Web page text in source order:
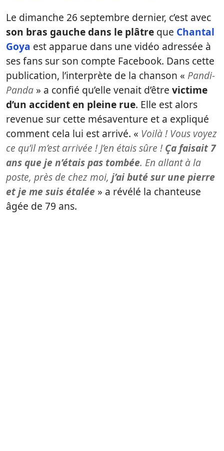
Le dimanche 26 septembre dernier, c’est avec
son bras gauche dans le plâtre que Chantal
Goya est apparue dans une vidéo adressée à
ses fans sur son compte Facebook. Dans cette
publication, l’interprète de la chanson « Pandi-
Panda » a confié qu’elle venait d’être victime
d’un accident en pleine rue. Elle est alors
revenue sur cette mésaventure et a expliqué
comment cela lui est arrivé. « Voilà ! Vous voyez
ce qu’il m’est arrivée ! J’en étais sûre !Ça faisait 7
ans que je n’étais pas tombée. En allant à la
poste, près de chez moi, j’ai buté sur une pierre
et je me suis étalée » a révélé la chanteuse
âgée de 79 ans.